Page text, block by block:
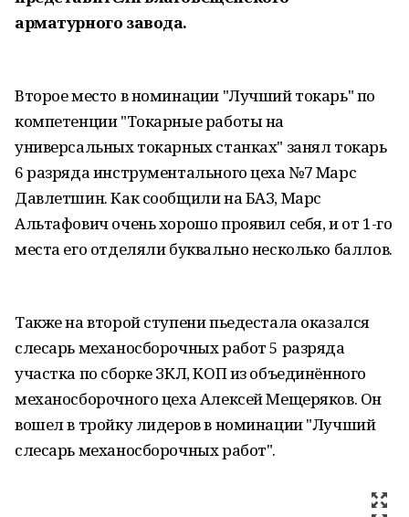
арматурного завода.
Второе место в номинации "Лучший токарь" по
компетенции "Токарные работы на
универсальных токарных станках" занял токарь
6 разряда инструментального цеха №7 Марс
Давлетшин. Как сообщили на БАЗ, Марс
Альтафович очень хорошо проявил себя, и от 1-го
места его отделяли буквально несколько баллов.
Также на второй ступени пьедестала оказался
слесарь механосборочных работ 5 разряда
участка по сборке ЗКЛ, КОП из объединённого
механосборочного цеха Алексей Мещеряков. Он
вошел в тройку лидеров в номинации "Лучший
слесарь механосборочных работ".